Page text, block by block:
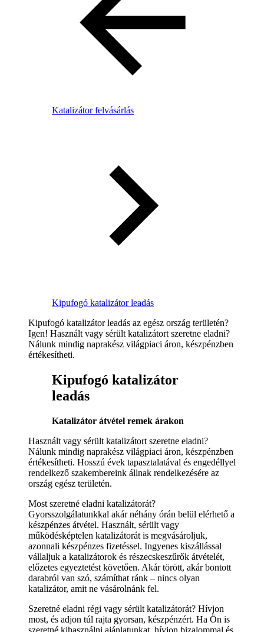
Katalizátor felvásárlás
Kipufogó katalizátor leadás
Kipufogó katalizátor leadás az egész ország területén?
Igen! Használt vagy sérült katalizátort szeretne eladni?
Nálunk mindig naprakész világpiaci áron, készpénzben
értékesítheti.
Kipufogó katalizátor
leadás
Katalizátor átvétel remek árakon
Használt vagy sérült katalizátort szeretne eladni?
Nálunk mindig naprakész világpiaci áron, készpénzben
értékesítheti. Hosszú évek tapasztalatával és engedéllyel
rendelkező szakembereink állnak rendelkezésére az
ország egész területén.
Most szeretné eladni katalizátorát?
Gyorsszolgálatunkkal akár néhány órán belül elérhető a
készpénzes átvétel. Használt, sérült vagy
működésképtelen katalizátorát is megvásároljuk,
azonnali készpénzes fizetéssel. Ingyenes kiszállással
vállaljuk a katalizátorok és részecskeszűrők átvételét,
előzetes egyeztetést követően. Akár törött, akár bontott
darabról van szó, számíthat ránk – nincs olyan
katalizátor, amit ne vásárolnánk fel.
Szeretné eladni régi vagy sérült katalizátorát? Hívjon
most, és adjon túl rajta gyorsan, készpénzért. Ha Ön is
szeretné kihasználni ajánlatunkat, hívjon bizalommal és